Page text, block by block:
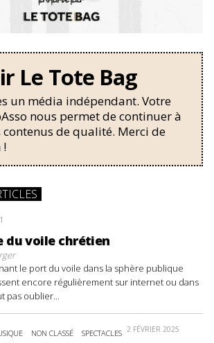
Le Tote Bag
un média indépendant. Votre
nous permet de continuer à
de qualité. Merci de
!
du voile chrétien
le port du voile dans la sphère publique
encore régulièrement sur internet ou dans
pas oublier...
NON CLASSÉ SPECTACLES 2 FÉVRIER 2025